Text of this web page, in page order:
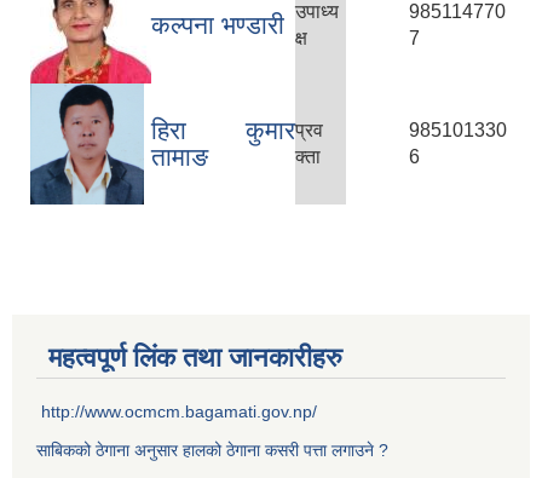
कल्पना भण्डारी उपाध्य
क्ष
985114770
7
हिरा कुमार
तामाङ
प्रव
क्ता
985101330
6
महत्वपूर्ण लिंक तथा जानकारीहरु
http://www.ocmcm.bagamati.gov.np/
साबिकको ठेगाना अनुसार हालको ठेगाना कसरी पत्ता लगाउने ?